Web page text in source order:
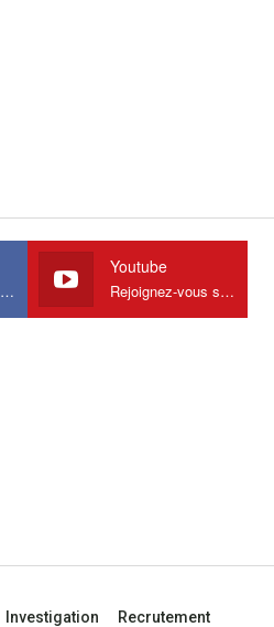
Rejoignez-nous sur Facebook
Youtube
Rejoignez-vous sur Youtube
Investigation Recrutement